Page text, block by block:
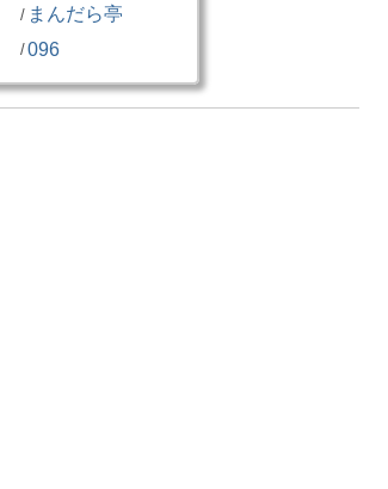
/ まんだら亭
/096